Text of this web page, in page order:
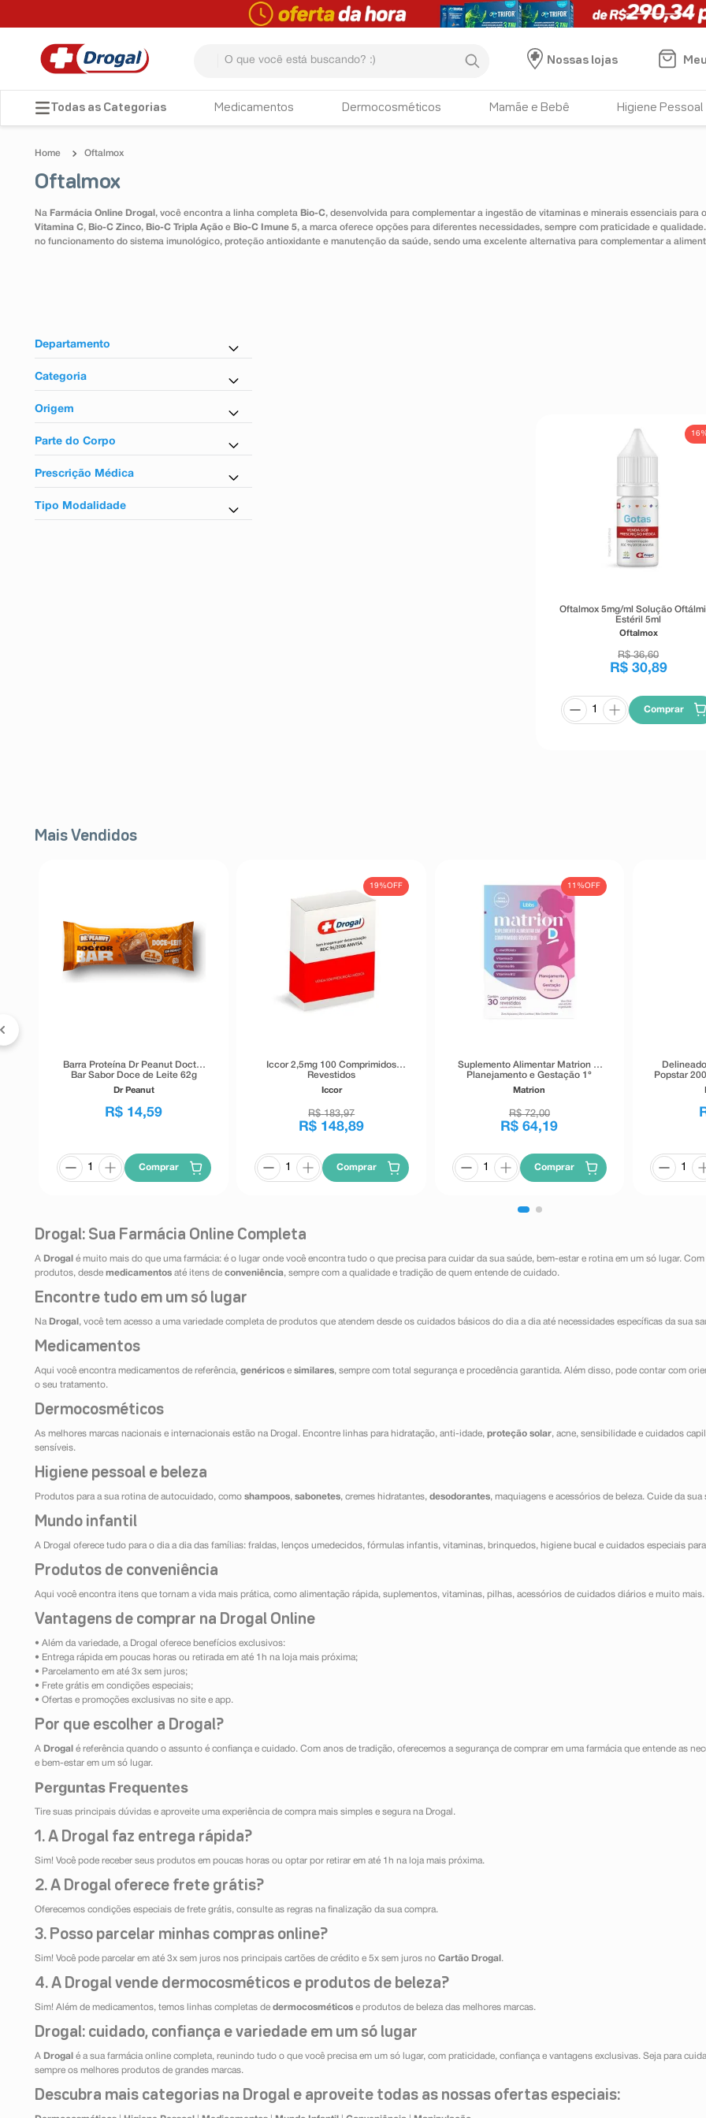
Nossas lojas
Medicamentos Dermocosméticos Mamãe e Bebê Higiene Pessoal
Oftalmox
Oftalmox
Na Farmácia Online Drogal , você encontra a linha completa Bio-C, desenvolvida para complementar a ingestão de vitaminas e minerais essenciais
Vitamina C, Bio-C Zinco, Bio-C Tripla Ação e Bio-C Imune 5, a marca oferece opções para diferentes necessidades, sempre com praticidade e
no funcionamento do sistema imunológico, proteção antioxidante e manutenção da saúde, sendo uma excelente alternativa para complementar a
Departamento
Medicamentos
Categoria
Antibiótico
Origem
Nacional
Parte do Corpo
Para os olhos
Prescrição Médica
Sim
Tipo Modalidade
Oftalmox 5mg/ml Solução
Estéril 5ml
Oftalmox
R$ 36,60
R$ 30,89
Comprar
Mais Vendidos
Barra Proteína Dr Peanut Doctor
Bar Sabor Doce de Leite 62g
Dr Peanut
R$ 14,59
Comprar
19%OFF
Iccor 2,5mg 100 Comprimidos
Revestidos
Iccor
R$ 183,97
R$ 148,89
Comprar
11%OFF
Suplemento Alimentar Matrion D
Planejamento e Gestação 1°
Trimestre 30 Comprimidos
Revestidos
Matrion
R$ 72,00
R$ 64,19
Comprar
Popstar
Drogal: Sua Farmácia Online Completa
A Drogal é muito mais do que uma farmácia: é o lugar onde você encontra tudo o que precisa para cuidar da sua saúde, bem-estar e rotina em um só lugar.
produtos, desde medicamentos até itens de conveniência, sempre com a qualidade e tradição de quem entende de cuidado.
Encontre tudo em um só lugar
Na Drogal , você tem acesso a uma variedade completa de produtos que atendem desde os cuidados básicos do dia a dia até necessidades específicas da sua
Medicamentos
Aqui você encontra medicamentos de referência, genéricos e similares, sempre com total segurança e procedência garantida. Além disso, pode contar com
o seu tratamento.
Dermocosméticos
As melhores marcas nacionais e internacionais estão na Drogal. Encontre linhas para hidratação, anti-idade, proteção solar, acne, sensibilidade e cuidados
sensíveis.
Higiene pessoal e beleza
Produtos para a sua rotina de autocuidado, como shampoos, sabonetes, cremes hidratantes, desodorantes, maquiagens e acessórios de beleza. Cuide da
Mundo infantil
A Drogal oferece tudo para o dia a dia das famílias: fraldas, lenços umedecidos, fórmulas infantis, vitaminas, brinquedos, higiene bucal e cuidados especiais
Produtos de conveniência
Aqui você encontra itens que tornam a vida mais prática, como alimentação rápida, suplementos, vitaminas, pilhas, acessórios de cuidados diários e muito
Vantagens de comprar na Drogal Online
• Além da variedade, a Drogal oferece benefícios exclusivos:
• Entrega rápida em poucas horas ou retirada em até 1h na loja mais próxima;
• Parcelamento em até 3x sem juros;
• Frete grátis em condições especiais;
• Ofertas e promoções exclusivas no site e app.
Por que escolher a Drogal?
A Drogal é referência quando o assunto é confiança e cuidado. Com anos de tradição, oferecemos a segurança de comprar em uma farmácia que entende as
e bem-estar em um só lugar.
Perguntas Frequentes
Tire suas principais dúvidas e aproveite uma experiência de compra mais simples e segura na Drogal.
1. A Drogal faz entrega rápida?
Sim! Você pode receber seus produtos em poucas horas ou optar por retirar em até 1h na loja mais próxima.
2. A Drogal oferece frete grátis?
Oferecemos condições especiais de frete grátis, consulte as regras na finalização da sua compra.
3. Posso parcelar minhas compras online?
Sim! Você pode parcelar em até 3x sem juros nos principais cartões de crédito e 5x sem juros no Cartão Drogal .
4. A Drogal vende dermocosméticos e produtos de beleza?
Sim! Além de medicamentos, temos linhas completas de dermocosméticos e produtos de beleza das melhores marcas.
Drogal: cuidado, confiança e variedade em um só lugar
A Drogal é a sua farmácia online completa, reunindo tudo o que você precisa em um só lugar, com praticidade, confiança e vantagens exclusivas. Seja para
sempre os melhores produtos de grandes marcas.
Descubra mais categorias na Drogal e aproveite todas as nossas ofertas especiais:
TERMOS MAIS BUSCADOS
4º lenço umedecido
5º tadalafila
9º teste gravidez
esmalte